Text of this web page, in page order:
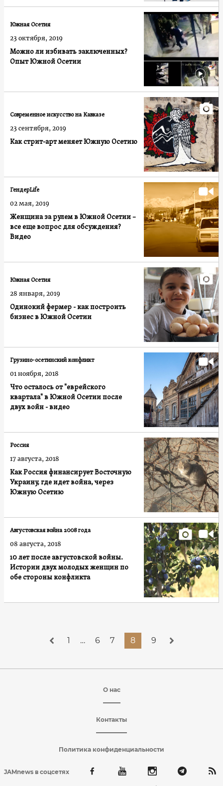
Можно ли избивать заключенных?
Опыт Южной Осетии
Южная Осетия
23 октября, 2019
Как стрит-арт меняет Южную Осетию
Современное искусство на Кавказе
23 сентября, 2019
Женщина за рулем в Южной Осетии –
все еще вопрос для обсуждения?
Видео
ГендерLife
02 мая, 2019
Одинокий фермер - как построить
бизнес в Южной Осетии
Южная Осетия
28 января, 2019
Что осталось от "еврейского
квартала" в Южной Осетии после
двух войн - видео
Грузино-осетинский конфликт
01 ноября, 2018
Как Россия финансирует Восточную
Украину, где идет война, через
Южную Осетию
Россия
17 августа, 2018
10 лет после августовской войны.
Истории двух молодых женщин по
обе стороны конфликта
Августовская война 2008 года
08 августа, 2018
1 … 6 7 8 9
О нас
Контакты
Политика конфиденциальности
JAMnews в соцсетях